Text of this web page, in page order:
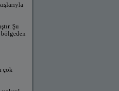
Şu
çok